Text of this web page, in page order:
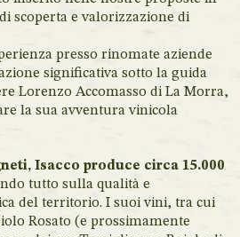
scoperta e valorizzazione di
presso rinomate aziende
significativa sotto la guida
Lorenzo Accomasso di La Morra,
la sua avventura vinicola
Isacco produce circa 15.000
tutto sulla qualità e
del territorio. I suoi vini, tra cui
Rosato (e prossimamente